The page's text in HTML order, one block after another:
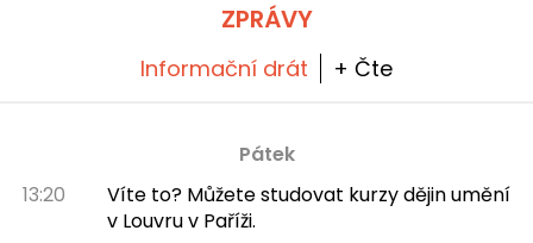
ZPRÁVY
Informační drát + Čte
Pátek
13:20
Víte to? Můžete studovat kurzy dějin umění
v Louvru v Paříži.